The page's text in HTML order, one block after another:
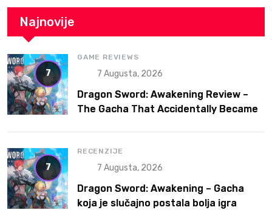
Najnovije
7
GAME REVIEWS
7 Augusta, 2026
Dragon Sword: Awakening Review –
The Gacha That Accidentally Became
7
RECENZIJE
7 Augusta, 2026
Dragon Sword: Awakening – Gacha
koja je slučajno postala bolja igra